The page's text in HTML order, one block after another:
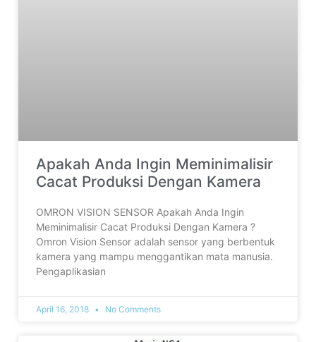
Apakah Anda Ingin Meminimalisir
Cacat Produksi Dengan Kamera
OMRON VISION SENSOR Apakah Anda Ingin
Meminimalisir Cacat Produksi Dengan Kamera ?
Omron Vision Sensor adalah sensor yang berbentuk
kamera yang mampu menggantikan mata manusia.
Pengaplikasian
April 16, 2018 No Comments